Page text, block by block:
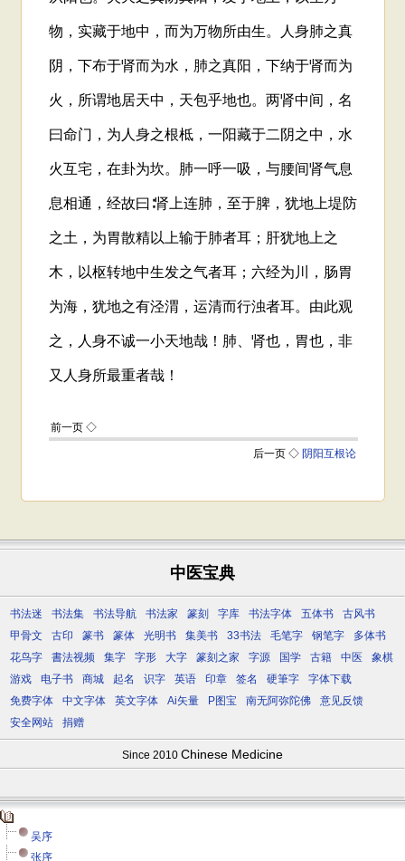
中医宝典
书法迷 书法集 书法导航 书法家 篆刻 字库 书法字体 五体书
古风书
甲骨文
古印 篆书 篆体 光明书 集美书 33书法 毛笔字 钢笔字
多体书
花鸟字
書法视频 集字 字形 大字 篆刻之家 字源 国学 古籍 中医
象棋
游戏
电子书 商城 起名 识字 英语 印章 签名 硬筆字
字体下载
免费字体
中文字体 英文字体 Ai矢量 P图宝 南无阿弥陀佛
意见反馈
安全网站
捐赠
Since 2010 Chinese Medicine
吴序
张序